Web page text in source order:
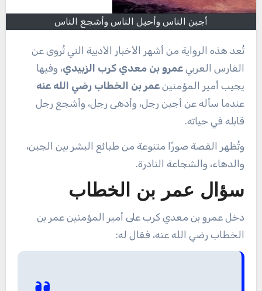
أجبن الناس وأحيل الناس وأشجع الناس
تُعد هذه الرواية من أشهر الأخبار الأدبية التي تُروى عن
الفارس العربي عمرو بن معدي كرب الزبيدي، وفيها
يجيب أمير المؤمنين عمر بن الخطاب رضي الله عنه
عندما سأله عن أجبن رجل، وأدهى رجل، وأشجع رجل
قابله في حياته.
وتُظهر القصة صورًا متنوعة من طبائع البشر بين الجبن،
والدهاء، والشجاعة النادرة.
سؤال عمر بن الخطاب
دخل عمرو بن معدي كرب على أمير المؤمنين عمر بن
الخطاب رضي الله عنه، فقال له: